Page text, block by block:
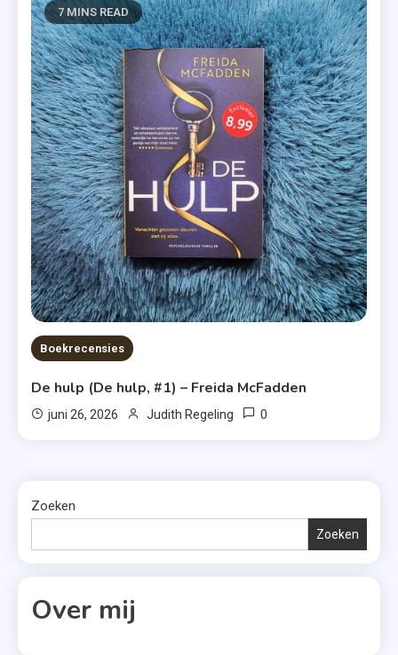
7 MINS READ
Boekrecensies
De hulp (De hulp, #1) – Freida McFadden
juni 26, 2026 Judith Regeling 0
Zoeken
Zoeken
Over mij